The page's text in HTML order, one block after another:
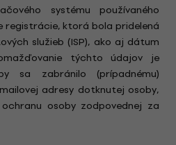
systému používaného
registrácie, ktorá bola pridelená
služieb (ISP), ako aj dátum
týchto údajov je
sa zabránilo (prípadnému)
adresy dotknutej osoby,
osoby zodpovednej za